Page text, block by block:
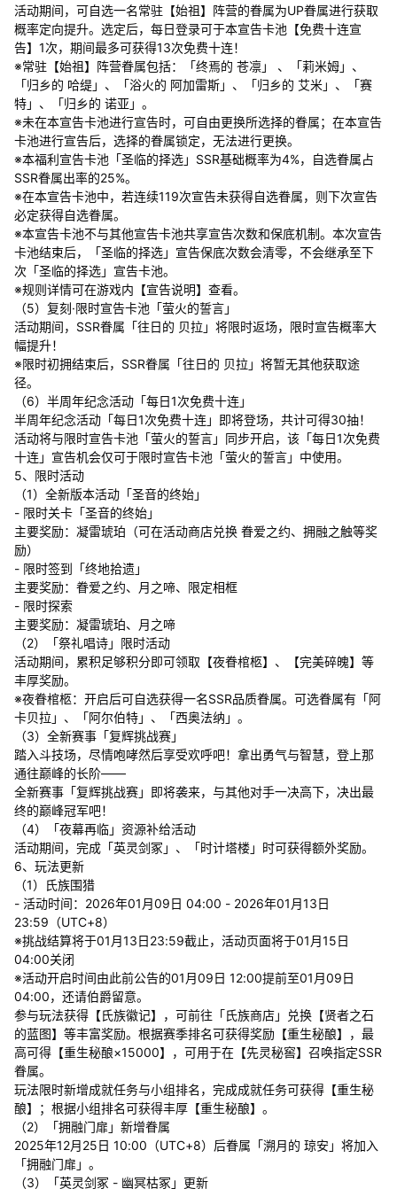
活动期间，可自选一名常驻【始祖】阵营的眷属为UP眷属进行获取
概率定向提升。选定后，每日登录可于本宣告卡池【免费十连宣
告】1次，期间最多可获得13次免费十连！
※常驻【始祖】阵营眷属包括：「终焉的 苍凛」 、「莉米姆」、
「归乡的 哈缇」、「浴火的 阿加雷斯」、「归乡的 艾米」、「赛
特」、「归乡的 诺亚」。
※未在本宣告卡池进行宣告时，可自由更换所选择的眷属；在本宣告
卡池进行宣告后，选择的眷属锁定，无法进行更换。
※本福利宣告卡池「圣临的择选」SSR基础概率为4%，自选眷属占
SSR眷属出率的25%。
※在本宣告卡池中，若连续119次宣告未获得自选眷属，则下次宣告
必定获得自选眷属。
※本宣告卡池不与其他宣告卡池共享宣告次数和保底机制。本次宣告
卡池结束后，「圣临的择选」宣告保底次数会清零，不会继承至下
次「圣临的择选」宣告卡池。
※规则详情可在游戏内【宣告说明】查看。
（5）复刻·限时宣告卡池「萤火的誓言」
活动期间，SSR眷属「往日的 贝拉」将限时返场，限时宣告概率大
幅提升！
※限时初拥结束后，SSR眷属「往日的 贝拉」将暂无其他获取途
径。
（6）半周年纪念活动「每日1次免费十连」
半周年纪念活动「每日1次免费十连」即将登场，共计可得30抽！
活动将与限时宣告卡池「萤火的誓言」同步开启，该「每日1次免费
十连」宣告机会仅可于限时宣告卡池「萤火的誓言」中使用。
5、限时活动
（1）全新版本活动「圣音的终始」
- 限时关卡「圣音的终始」
主要奖励：凝雷琥珀（可在活动商店兑换 眷爱之约、拥融之触等奖
励）
- 限时签到「终地拾遗」
主要奖励：眷爱之约、月之啼、限定相框
- 限时探索
主要奖励：凝雷琥珀、月之啼
（2）「祭礼唱诗」限时活动
活动期间，累积足够积分即可领取【夜眷棺柩】、【完美碎魄】等
丰厚奖励。
※夜眷棺柩：开启后可自选获得一名SSR品质眷属。可选眷属有「阿
卡贝拉」、「阿尔伯特」、「西奥法纳」。
（3）全新赛事「复辉挑战赛」
踏入斗技场，尽情咆哮然后享受欢呼吧！拿出勇气与智慧，登上那
通往巅峰的长阶——
全新赛事「复辉挑战赛」即将袭来，与其他对手一决高下，决出最
终的巅峰冠军吧！
（4）「夜幕再临」资源补给活动
活动期间，完成「英灵剑冢」、「时计塔楼」时可获得额外奖励。
6、玩法更新
（1）氏族围猎
- 活动时间：2026年01月09日 04:00 - 2026年01月13日
23:59（UTC+8）
※挑战结算将于01月13日23:59截止，活动页面将于01月15日
04:00关闭
※活动开启时间由此前公告的01月09日 12:00提前至01月09日
04:00，还请伯爵留意。
参与玩法获得【氏族徽记】，可前往「氏族商店」兑换【贤者之石
的蓝图】等丰富奖励。根据赛季排名可获得奖励【重生秘酿】，最
高可得【重生秘酿×15000】，可用于在【先灵秘窖】召唤指定SSR
眷属。
玩法限时新增成就任务与小组排名，完成成就任务可获得【重生秘
酿】；根据小组排名可获得丰厚【重生秘酿】。
（2）「拥融门扉」新增眷属
2025年12月25日 10:00（UTC+8）后眷属「溯月的 琼安」将加入
「拥融门扉」。
（3）「英灵剑冢 - 幽冥枯冢」更新